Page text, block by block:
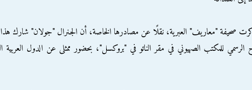
صحيفة "معاريف" العبرية، نقلًا عن مصادرها الخاصة، أن الجنرال "جولان" شارك
الرسمي للمكتب الصهيوني في مقر الناتو في "بروكسل"، بحضور ممثلى عن الدول العربية